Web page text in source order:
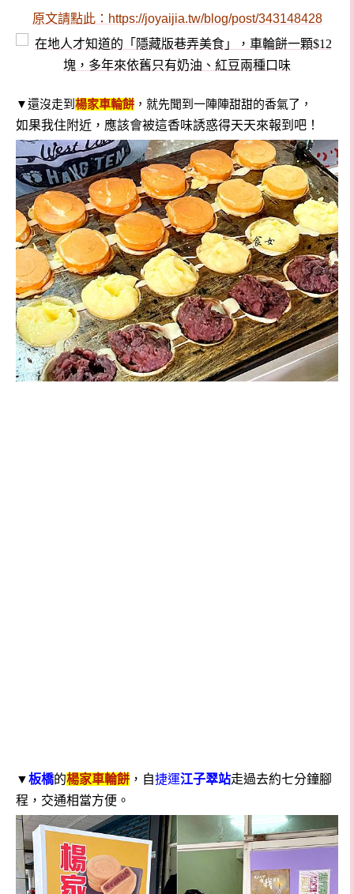
原文請點此： https://joyaijia.tw/blog/post/343148428
▼還沒走到 楊家車輪餅 ，就先聞到一陣陣甜甜的香氣了，
如果我住附近，應該會被這香味誘惑得天天來報到吧！
▼板橋的楊家車輪餅 ，自捷運江子翠站走過去約七分鐘腳
程，交通相當方便。